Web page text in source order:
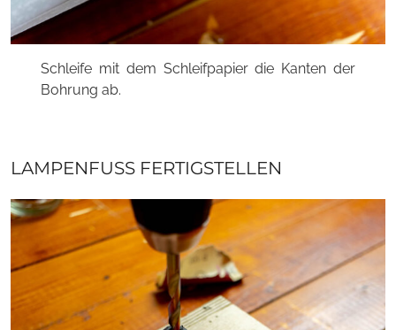
Schleife mit dem Schleifpapier die Kanten der
Bohrung ab.
LAMPENFUSS FERTIGSTELLEN